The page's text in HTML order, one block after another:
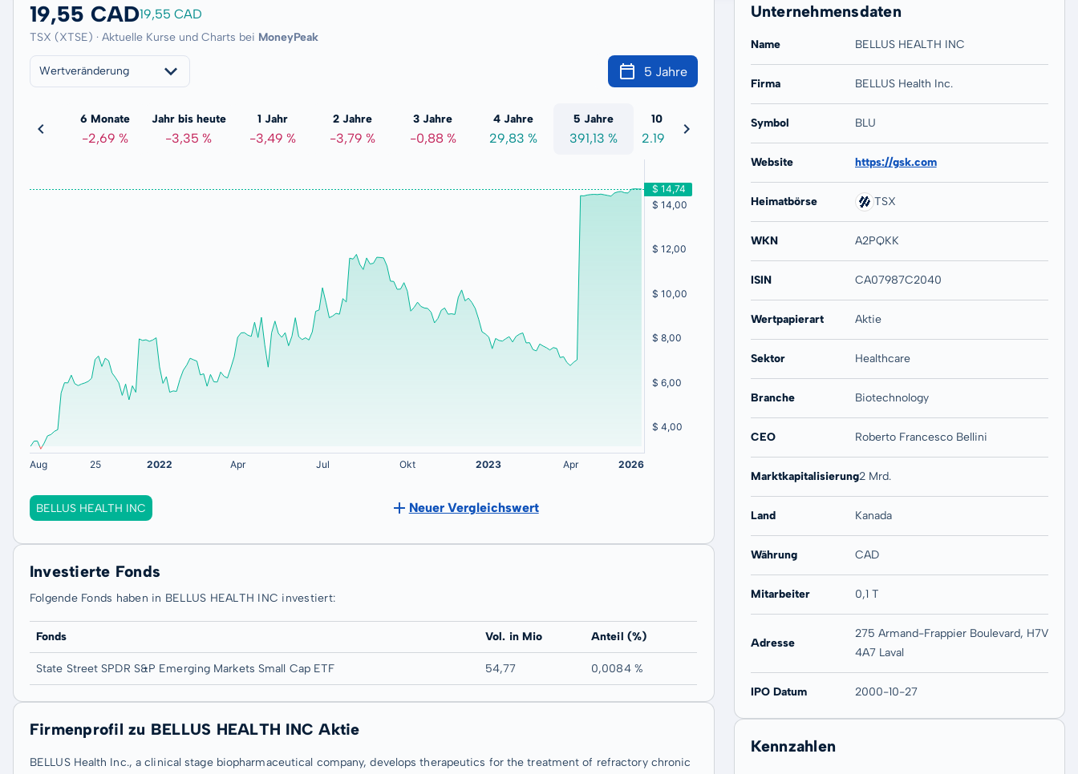
19,55 CAD19,55 CAD
TSX (XTSE) · Aktuelle Kurse und Charts bei MoneyPeak
Wertveränderung 5 Jahre
6 Monate
-2,69 %
Jahr bis heute
-3,35 %
1 Jahr
-3,49 %
2 Jahre
-3,79 %
3 Jahre
-0,88 %
4 Jahre
29,83 %
5 Jahre
391,13 %
10 Jahre
2.190,68 %
20 Jahre
BELLUS HEALTH INC Neuer Vergleichswert
Investierte Fonds
Folgende Fonds haben in BELLUS HEALTH INC investiert:
Fonds Vol. in Mio Anteil (%)
State Street SPDR S&P Emerging Markets Small Cap ETF 54,77 0,0084 %
Firmenprofil zu BELLUS HEALTH INC Aktie
BELLUS Health Inc., a clinical stage biopharmaceutical company, develops therapeutics for the treatment of refractory chronic
Unternehmensdaten
Name BELLUS HEALTH INC
Firma BELLUS Health Inc.
Symbol BLU
Website https://gsk.com
Heimatbörse TSX
WKN A2PQKK
ISIN CA07987C2040
Wertpapierart Aktie
Sektor Healthcare
Branche Biotechnology
CEO Roberto Francesco Bellini
Marktkapitalisierung2 Mrd.
Land Kanada
Währung CAD
Mitarbeiter 0,1 T
Adresse
275 Armand-Frappier Boulevard, H7V
4A7 Laval
IPO Datum 2000-10-27
Kennzahlen